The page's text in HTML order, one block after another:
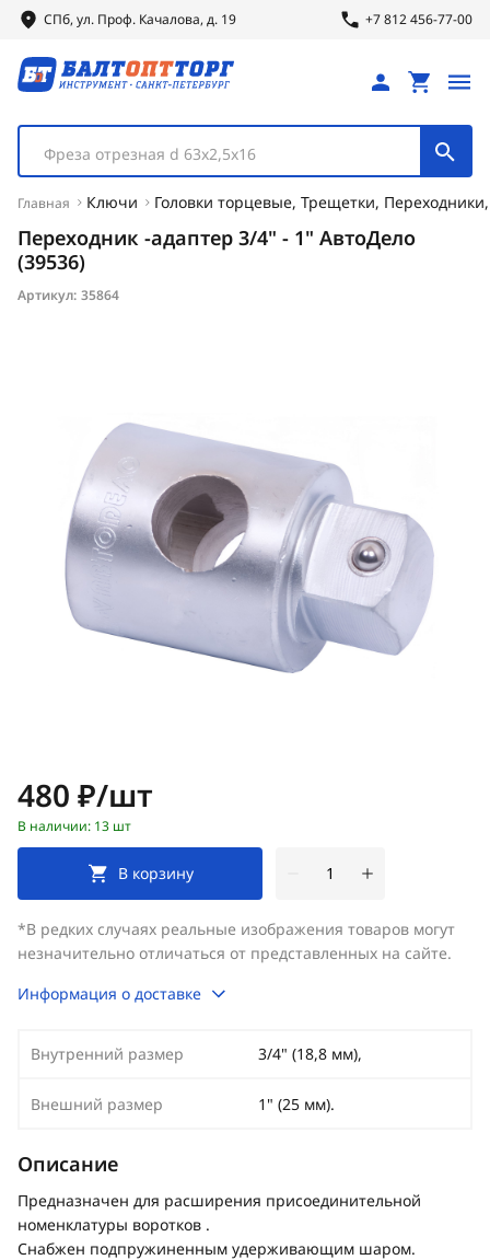
СПб, ул. Проф. Качалова, д. 19 +7 812 456-77-00
Фреза отрезная d 63х2,5х16
Главная Ключи Головки торцевые, Трещетки,
Переходник -адаптер 3/4" - 1" АвтоДело
(39536)
Артикул: 35864
Цена:
480 ₽/шт
В наличии: 13 шт
В корзину
*В редких случаях реальные изображения товаров могут
незначительно отличаться от представленных на сайте.
Информация о доставке
Внутренний размер 3/4" (18,8 мм),
Внешний размер 1" (25 мм).
Описание
Предназначен для расширения присоединительной
номенклатуры воротков .
Снабжен подпружиненным удерживающим шаром.